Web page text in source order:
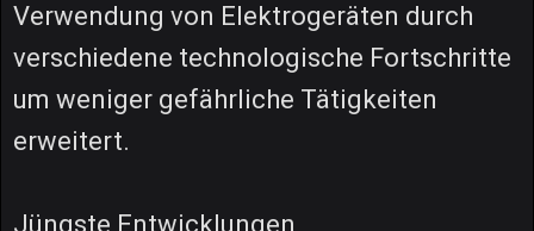
Verwendung von Elektrogeräten durch
verschiedene technologische Fortschritte
um weniger gefährliche Tätigkeiten
erweitert.
Jüngste Entwicklungen